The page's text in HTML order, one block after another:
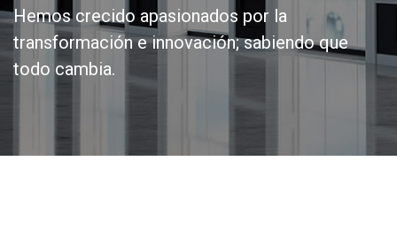
Hemos crecido apasionados por la
transformación e innovación; sabiendo que
todo cambia.